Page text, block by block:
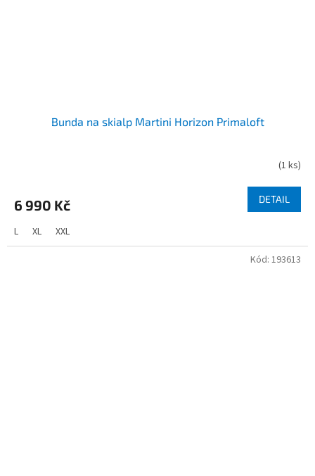
Bunda na skialp Martini Horizon Primaloft
(1 ks)
6 990 Kč DETAIL
L XL XXL
Kód: 193613